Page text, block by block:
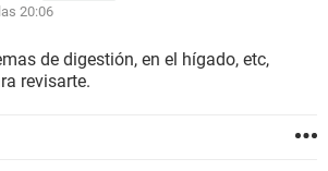
20:06
de digestión, en el hígado, etc,
revisarte.